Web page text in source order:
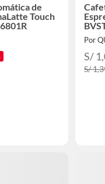
de
Touch
S/
S/